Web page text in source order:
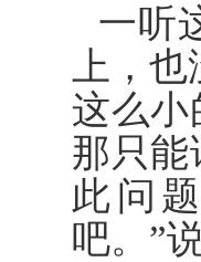
一听
上，也
这么小
那只
此问
吧。”